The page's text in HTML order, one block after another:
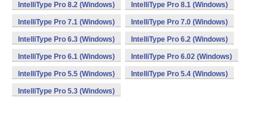
IntelliType Pro 8.2 (Windows) IntelliType Pro 8.1 (Windows)
IntelliType Pro 7.1 (Windows) IntelliType Pro 7.0 (Windows)
IntelliType Pro 6.3 (Windows) IntelliType Pro 6.2 (Windows)
IntelliType Pro 6.1 (Windows) IntelliType Pro 6.02 (Windows)
IntelliType Pro 5.5 (Windows) IntelliType Pro 5.4 (Windows)
IntelliType Pro 5.3 (Windows)